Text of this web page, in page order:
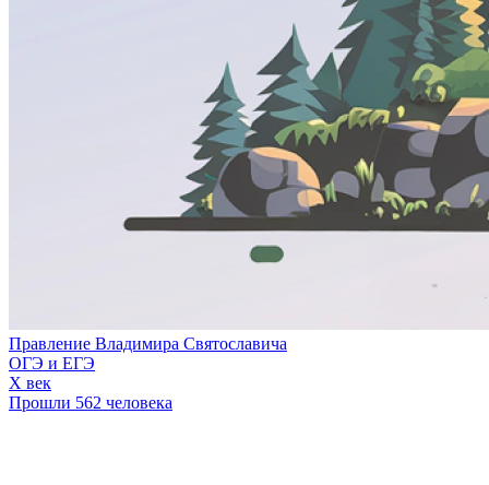
Правление Владимира Святославича
ОГЭ и ЕГЭ
X век
Прошли 562 человека